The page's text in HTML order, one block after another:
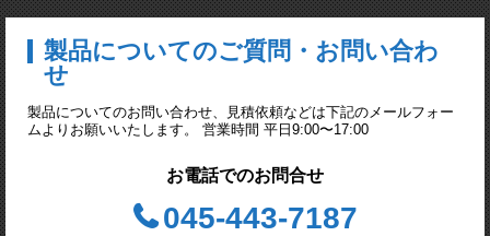
製品についてのご質問・お問い合わ
せ
製品についてのお問い合わせ、見積依頼などは下記のメールフォー
ムよりお願いいたします。 営業時間 平日9:00〜17:00
お電話でのお問合せ
045-443-7187